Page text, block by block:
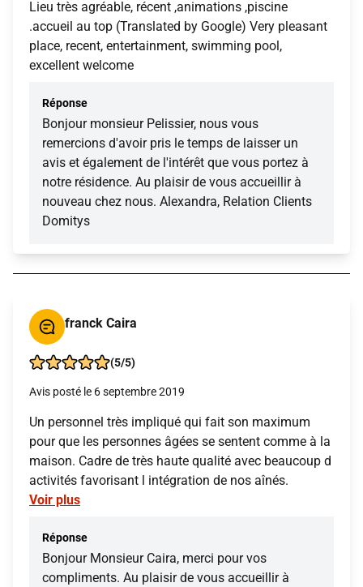
Lieu très agréable, récent ,animations ,piscine
.accueil au top (Translated by Google) Very pleasant
place, recent, entertainment, swimming pool,
excellent welcome
Réponse
Bonjour monsieur Pelissier, nous vous
remercions d'avoir pris le temps de laisser un
avis et également de l'intérêt que vous portez à
notre résidence. Au plaisir de vous accueillir à
nouveau chez nous. Alexandra, Relation Clients
Domitys
franck Caira
(5/5)
Avis posté le 6 septembre 2019
Un personnel très impliqué qui fait son maximum
pour que les personnes âgées se sentent comme à la
maison. Cadre de très haute qualité avec beaucoup d
activités favorisant l intégration de nos aînés.
Voir plus
Réponse
Bonjour Monsieur Caira, merci pour vos
compliments. Au plaisir de vous accueillir à